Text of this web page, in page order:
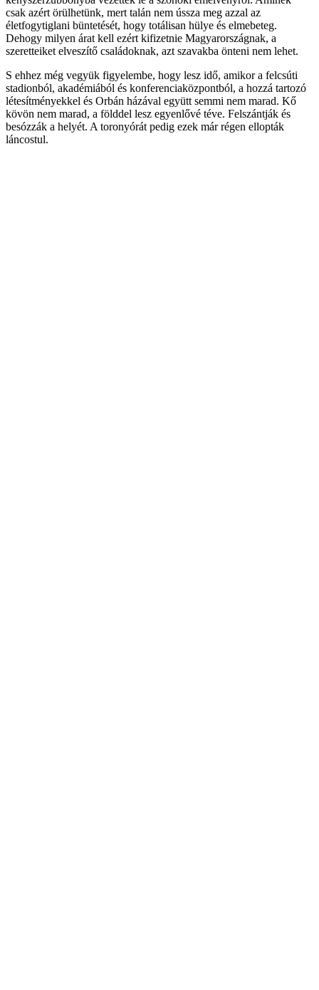
csak azért örülhetünk, mert talán nem ússza meg azzal az
életfogytiglani büntetését, hogy totálisan hülye és elmebeteg.
Dehogy milyen árat kell ezért kifizetnie Magyarországnak, a
szeretteiket elveszítő családoknak, azt szavakba önteni nem lehet.
S ehhez még vegyük figyelembe, hogy lesz idő, amikor a felcsúti
stadionból, akadémiából és konferenciaközpontból, a hozzá tartozó
létesítményekkel és Orbán házával együtt semmi nem marad. Kő
kövön nem marad, a földdel lesz egyenlővé téve. Felszántják és
besózzák a helyét. A toronyórát pedig ezek már régen ellopták
láncostul.